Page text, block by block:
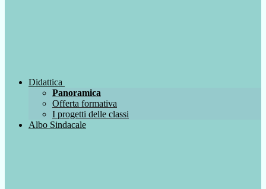
Didattica
Panoramica
Offerta formativa
I progetti delle classi
Albo Sindacale